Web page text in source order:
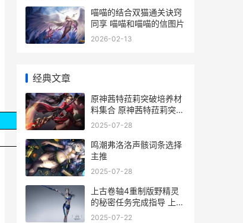
喵喵的结合双猫通关诀窍
同享 喵喵和喵喵的信图片
2026-02-13
经典文章
原神茜特菈莉突破培养材
料集合 原神茜特菈莉突破
加多少金通
2025-07-28
鸣潮弗洛洛声骸词条选择
主推
2025-07-28
上古卷轴4重制版野精灵
的秘密任务完成指导 上古
卷轴4重制版山峰之指
2025-07-22